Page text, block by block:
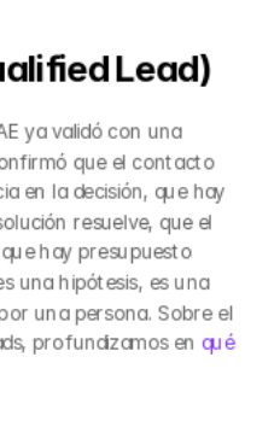
Lead)
ya validó con una
que el contacto
en la decisión, que hay
resuelve, que el
hay presupuesto
una hipótesis, es una
una persona. Sobre el
profundizamos en qué